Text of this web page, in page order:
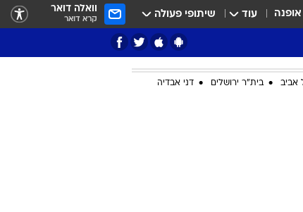
אופנה עוד שיתופי פעולה וואלה דואר
קרא דואר
אביב בית"ר ירושלים דני אבדיה